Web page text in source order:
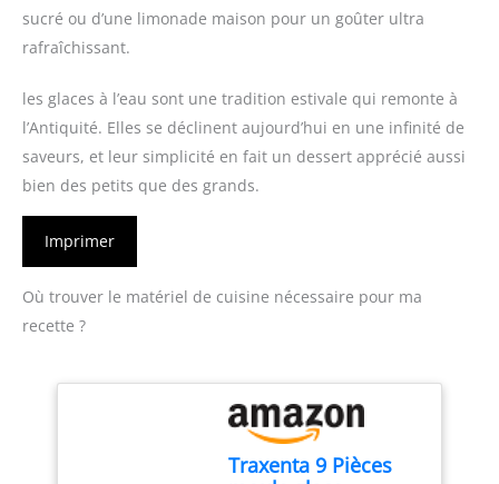
sucré ou d’une limonade maison pour un goûter ultra
rafraîchissant.
les glaces à l’eau sont une tradition estivale qui remonte à
l’Antiquité. Elles se déclinent aujourd’hui en une infinité de
saveurs, et leur simplicité en fait un dessert apprécié aussi
bien des petits que des grands.
Imprimer
Où trouver le matériel de cuisine nécessaire pour ma
recette ?
Traxenta 9 Pièces